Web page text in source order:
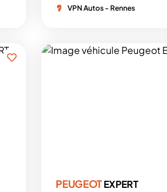
VPN Autos - Rennes
PEUGEOTEXPERT